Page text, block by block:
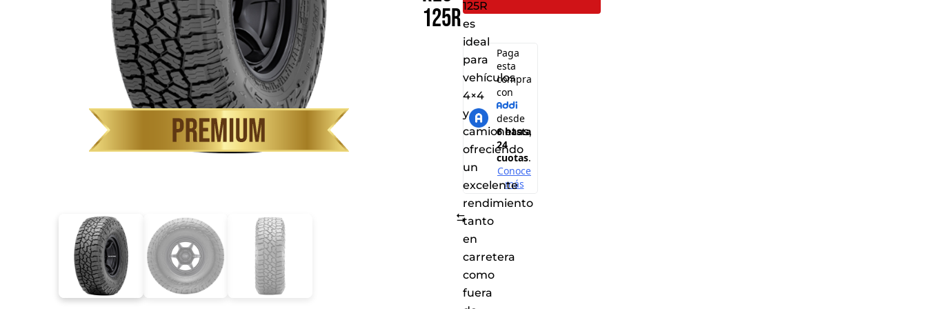
125R
Comparar
125R
es
ideal
para
vehículos
4×4
y
camionetas,
ofreciendo
un
excelente
rendimiento
tanto
en
carretera
como
fuera